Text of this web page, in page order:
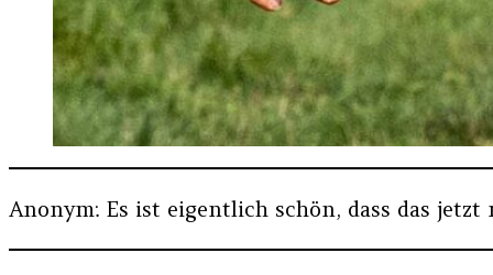
Anonym: Es ist eigentlich schön, dass das